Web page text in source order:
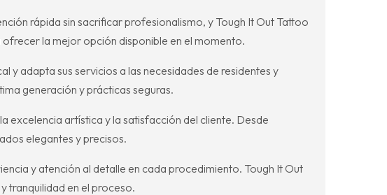
rápida sin sacrificar profesionalismo, y Tough It Out Tattoo
la mejor opción disponible en el momento.
y adapta sus servicios a las necesidades de residentes y
generación y prácticas seguras.
excelencia artística y la satisfacción del cliente. Desde
elegantes y precisos.
y atención al detalle en cada procedimiento. Tough It Out
tranquilidad en el proceso.